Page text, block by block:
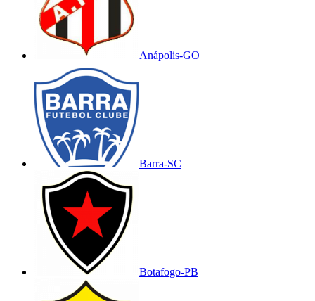
Anápolis-GO
Barra-SC
Botafogo-PB